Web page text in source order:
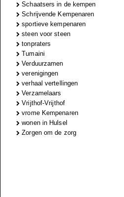
Schaatsers in de kempen
Schrijvende Kempenaren
sportieve kempenaren
steen voor steen
tonpraters
Tumaini
Verduurzamen
verenigingen
verhaal vertellingen
Verzamelaars
Vrijthof-Vrijthof
vrome Kempenaren
wonen in Hulsel
Zorgen om de zorg